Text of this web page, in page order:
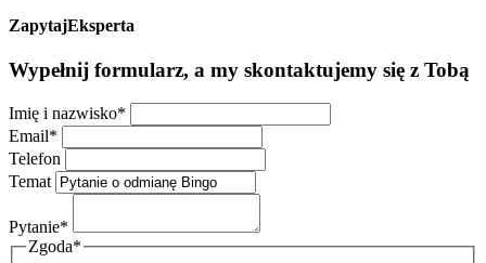
ZapytajEksperta
Wypełnij formularz, a my skontaktujemy się z Tobą
Imię i nazwisko*
Email*
Telefon
Temat
Pytanie*
Zgoda*